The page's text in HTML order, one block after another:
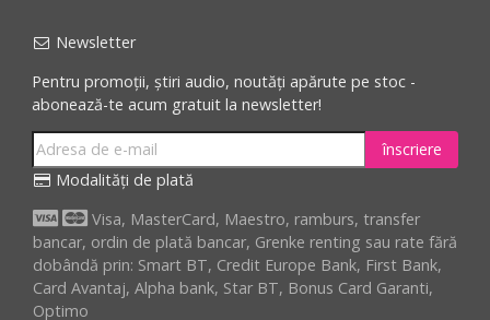
Newsletter
Pentru promoții, știri audio, noutăți apărute pe stoc -
abonează-te acum gratuit la newsletter!
înscriere
Modalități de plată
Visa, MasterCard, Maestro, ramburs, transfer
bancar, ordin de plată bancar, Grenke renting sau rate fără
dobândă prin: Smart BT, Credit Europe Bank, First Bank,
Card Avantaj, Alpha bank, Star BT, Bonus Card Garanti,
Optimo